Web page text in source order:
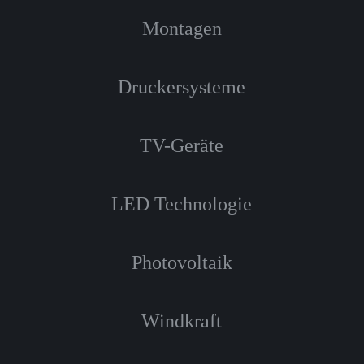
Montagen
Druckersysteme
TV-Geräte
LED Technologie
Photovoltaik
Windkraft